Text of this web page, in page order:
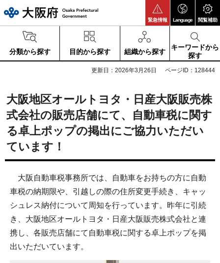
緊急情報 Language 閲覧補助
分類から探す 目的から探す 組織から探す
キーワードから
探す
更新日：2026年3月26日 ページID：128444
大阪地区オールトヨタ・日産大阪販売株
式会社の販売店舗にて、自動車税に関す
る卓上ポップの掲出にご協力いただい
ています！
大阪自動車税事務所では、自動車をお持ちの方に自動
車税の納期限や、引越しの際の住所変更手続き、キャッ
シュレス納付について周知を行っています。昨年に引続
き、大阪地区オールトヨタ・日産大阪販売株式会社と連
携し、各販売店舗にて自動車税に関する卓上ポップを掲
出いただいています。